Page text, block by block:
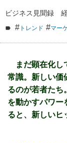
ビジネス見聞録
# トレンド #マー
まだ顕在化し
常識。新しい価
るのが若者たち
を動かすパワー
ると、新しいヒ